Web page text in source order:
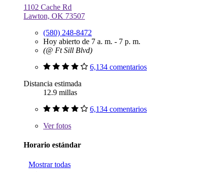
1102 Cache Rd
Lawton, OK 73507
(580) 248-8472
Hoy abierto de 7 a. m. - 7 p. m.
(@ Ft Sill Blvd)
6,134 comentarios
Distancia estimada
12.9 millas
6,134 comentarios
Verfotos
Horario estándar
Mostrar todas